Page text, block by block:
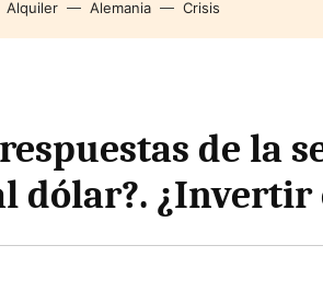
Alquiler Alemania Crisis
de la
dólar?. ¿Invertir